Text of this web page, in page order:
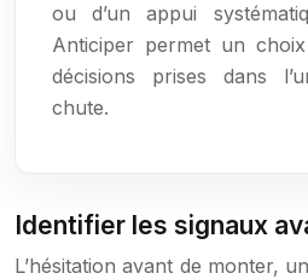
ou d’un appui
Anticiper permet un
décisions prises dans
chute.
Identifier les signaux
L’hésitation avant de monter,